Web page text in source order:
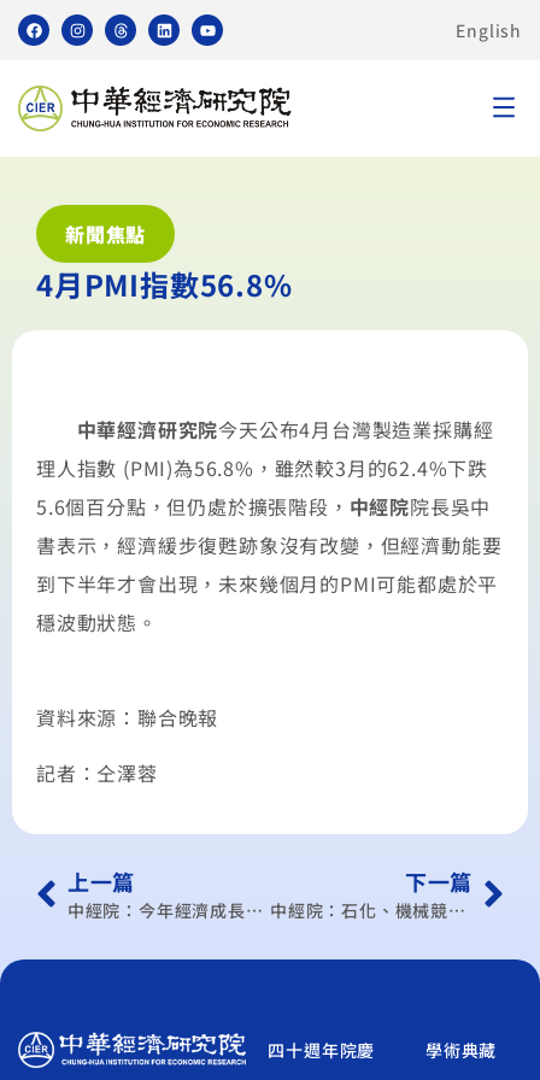
English
新聞焦點
4月PMI指數56.8%
中華經濟研究院今天公布4月台灣製造業採購經
理人指數 (PMI)為56.8%，雖然較3月的62.4%下跌
5.6個百分點，但仍處於擴張階段， 中經院院長吳中
書表示，經濟緩步復甦跡象沒有改變，但經濟動能要
到下半年才會出現，未來幾個月的PMI可能都處於平
穩波動狀態。
資料來源：聯合晚報
記者：仝澤蓉
上一篇
中經院：今年經濟成長率應可保三
下一篇
中經院：石化、機械競爭提高
四十週年院慶
學術典藏